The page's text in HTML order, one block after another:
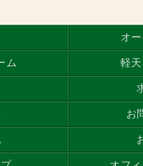
オ
ム 軽
お